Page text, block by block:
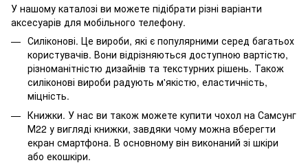
У нашому каталозі ви можете підібрати різні варіанти
аксесуарів для мобільного телефону.
Силіконові. Це вироби, які є популярними серед багатьох
користувачів. Вони відрізняються доступною вартістю,
різноманітністю дизайнів та текстурних рішень. Також
силіконові вироби радують м'якістю, еластичність,
міцність.
Книжки. У нас ви також можете купити чохол на Самсунг
М22 у вигляді книжки, завдяки чому можна вберегти
екран смартфона. В основному він виконаний зі шкіри
або екошкіри.